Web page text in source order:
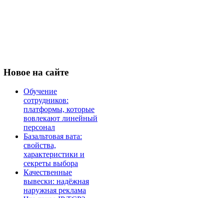
Новое на сайте
Обучение
сотрудников:
платформы, которые
вовлекают линейный
персонал
Базальтовая вата:
свойства,
характеристики и
секреты выбора
Качественные
вывески: надёжная
наружная реклама